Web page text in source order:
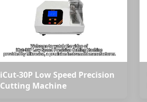
iCut-30P Low Speed Precision
Cutting Machine